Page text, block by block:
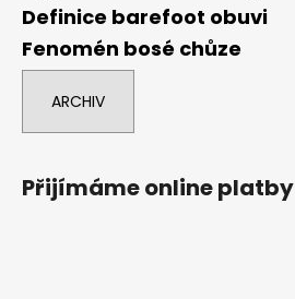
Definice barefoot obuvi
Fenomén bosé chůze
ARCHIV
Přijímáme online platby